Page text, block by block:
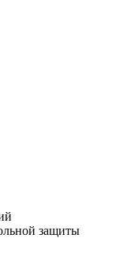
защиты